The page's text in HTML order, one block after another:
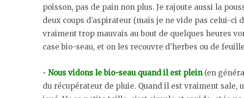
poisson, pas de pain non plus. Je rajoute aussi la
deux coups d’aspirateur (mais je ne vide pas celui-ci
vraiment trop mauvais au bout de quelques heures
case bio-seau, et on les recouvre d’herbes ou de
• Nous vidons le bio-seau quand il est plein(en
du récupérateur de pluie. Quand il est vraiment sale,